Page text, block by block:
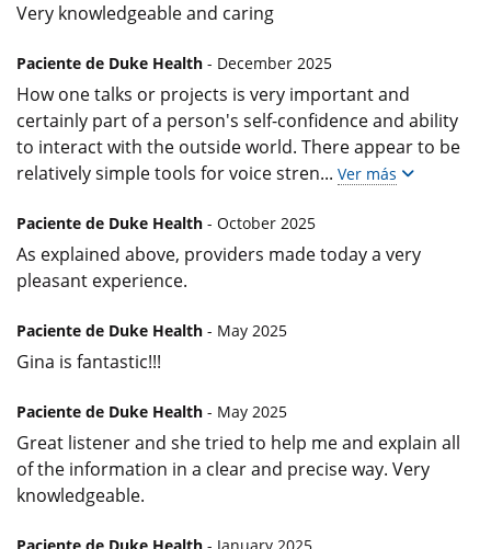
Very knowledgeable and caring
Paciente de Duke Health - December 2025
How one talks or projects is very important and
certainly part of a person's self-confidence and ability
to interact with the outside world. There appear to be
relatively simple tools for voice stren... Ver más
Paciente de Duke Health - October 2025
As explained above, providers made today a very
pleasant experience.
Paciente de Duke Health - May 2025
Gina is fantastic!!!
Paciente de Duke Health - May 2025
Great listener and she tried to help me and explain all
of the information in a clear and precise way. Very
knowledgeable.